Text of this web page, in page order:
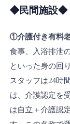
◆民間施設◆
①介護付き有料
食事、入浴排泄
といった身の回
スタッフは24時
は、介護認定を
は自立＋介護認